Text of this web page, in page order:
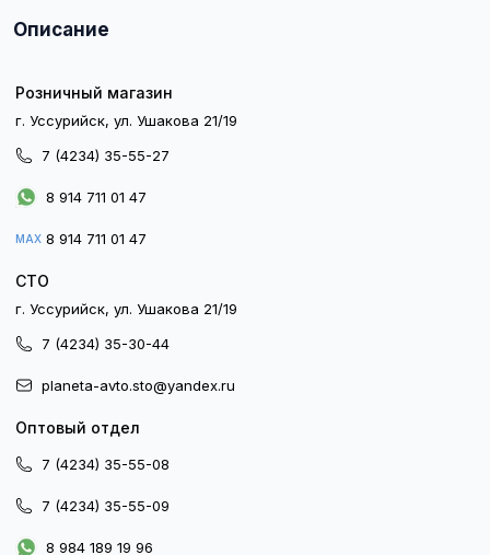
Описание
Розничный магазин
г. Уссурийск, ул. Ушакова 21/19
7 (4234) 35-55-27
8 914 711 01 47
MAX 8 914 711 01 47
СТО
г. Уссурийск, ул. Ушакова 21/19
7 (4234) 35-30-44
planeta-avto.sto@yandex.ru
Оптовый отдел
7 (4234) 35-55-08
7 (4234) 35-55-09
8 984 189 19 96